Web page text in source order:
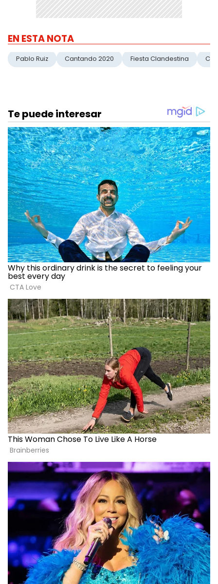
EN ESTA NOTA
Pablo Ruiz Cantando 2020 Fiesta Clandestina